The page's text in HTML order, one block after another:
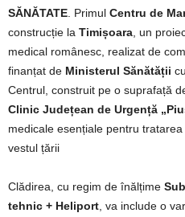
SĂNĂTATE . Primul Centru de
construcție la Timișoara , un
medical românesc, realizat de
finanțat de Ministerul Sănătății
Centrul, construit pe o suprafață
Clinic Județean de Urgență
medicale esențiale pentru
vestul țării​
Clădirea, cu regim de înălțime
tehnic + Heliport , va include o